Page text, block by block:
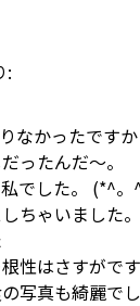
:
なかったですか
ったんだ〜。
でした。 (*^。
ちゃいました。
性はさすがです
写真も綺麗でし